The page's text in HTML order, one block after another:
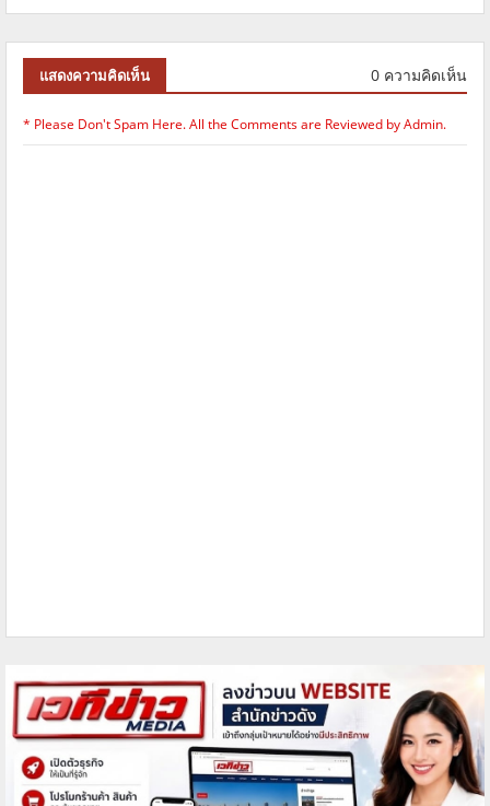
แสดงความคิดเห็น 0 ความคิดเห็น
* Please Don't Spam Here. All the Comments are Reviewed by Admin.